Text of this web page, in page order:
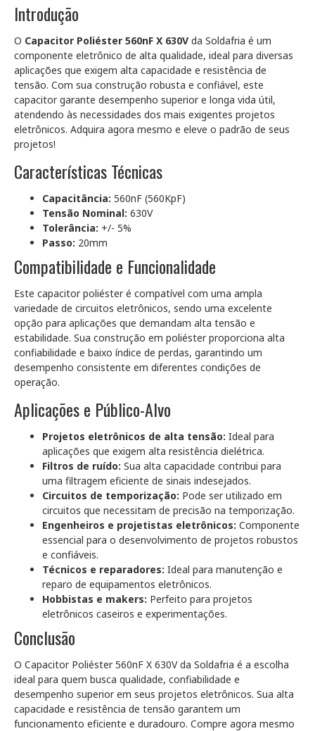
Introdução
O Capacitor Poliéster 560nF X 630V da Soldafria é um
componente eletrônico de alta qualidade, ideal para diversas
aplicações que exigem alta capacidade e resistência de
tensão. Com sua construção robusta e confiável, este
capacitor garante desempenho superior e longa vida útil,
atendendo às necessidades dos mais exigentes projetos
eletrônicos. Adquira agora mesmo e eleve o padrão de seus
projetos!
Características Técnicas
Capacitância: 560nF (560KpF)
Tensão Nominal: 630V
Tolerância: +/- 5%
Passo: 20mm
Compatibilidade e Funcionalidade
Este capacitor poliéster é compatível com uma ampla
variedade de circuitos eletrônicos, sendo uma excelente
opção para aplicações que demandam alta tensão e
estabilidade. Sua construção em poliéster proporciona alta
confiabilidade e baixo índice de perdas, garantindo um
desempenho consistente em diferentes condições de
operação.
Aplicações e Público-Alvo
Projetos eletrônicos de alta tensão: Ideal para
aplicações que exigem alta resistência dielétrica.
Filtros de ruído: Sua alta capacidade contribui para
uma filtragem eficiente de sinais indesejados.
Circuitos de temporização: Pode ser utilizado em
circuitos que necessitam de precisão na temporização.
Engenheiros e projetistas eletrônicos: Componente
essencial para o desenvolvimento de projetos robustos
e confiáveis.
Técnicos e reparadores: Ideal para manutenção e
reparo de equipamentos eletrônicos.
Hobbistas e makers: Perfeito para projetos
eletrônicos caseiros e experimentações.
Conclusão
O Capacitor Poliéster 560nF X 630V da Soldafria é a escolha
ideal para quem busca qualidade, confiabilidade e
desempenho superior em seus projetos eletrônicos. Sua alta
capacidade e resistência de tensão garantem um
funcionamento eficiente e duradouro. Compre agora mesmo